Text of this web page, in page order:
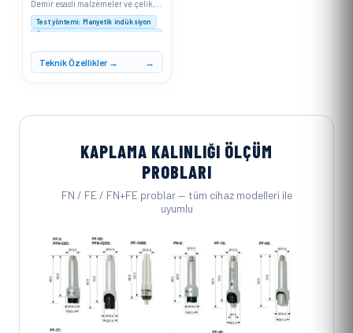
Test yöntemi: Manyetik indüksiyon
Ölçüm aralığı : 0–1500 μm (0–60 mil)
Teknik Özellikler →
KAPLAMA KALINLIĞI ÖLÇÜM
PROBLARI
FN / FE / FN+FE problar — tüm cihaz modelleri ile
uyumlu